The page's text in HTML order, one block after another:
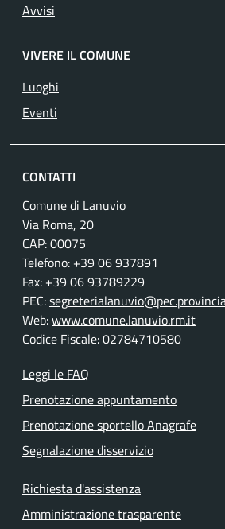
Avvisi
VIVERE IL COMUNE
Luoghi
Eventi
CONTATTI
Comune di Lanuvio
Via Roma, 20
CAP: 00075
Telefono: +39 06 937891
Fax: +39 06 93789229
PEC:
Web:www.comune.lanuvio.rm.it
Codice Fiscale: 02784710580
Leggi le FAQ
Prenotazione appuntamento
Prenotazione sportello Anagrafe
Segnalazione disservizio
Richiesta d'assistenza
Amministrazione trasparente